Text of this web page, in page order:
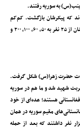
به سوریه رفتند.
که پیکرشان بازگشت. کم‌کم
جمعیت زیادی برای رفتن به سوریه ثبت‌نام کردند تا اینکه تعدادشان از ۲۵ نفر به ۵۰، ۶۰، ۱۰۰، ۲۰۰ و
حضرت زهرا(س) شکل گرفت.
شهید شد و ما هم در سوریه
هستند؛ عده‌ای از خود
مقیم سوریه در همان
زندگی می‌کردند و جمعیتی در حدود ۱۵ تا ۱۶ هزار نفر داشتند که بعد از حمله